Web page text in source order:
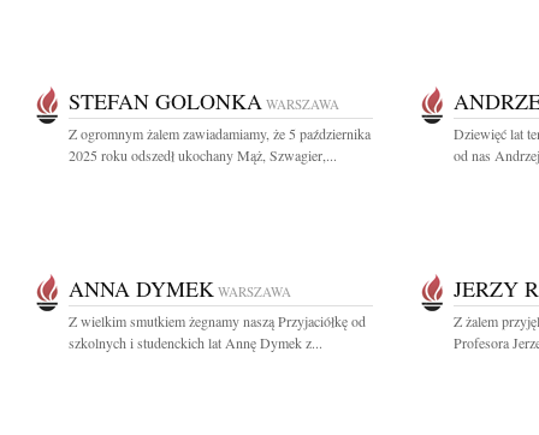
STEFAN GOLONKA WARSZAWA
Z ogromnym żalem zawiadamiamy, że 5 października
2025 roku odszedł ukochany Mąż, Szwagier,...
Dziewięć lat
od nas
ANNA DYMEK WARSZAWA
Z wielkim smutkiem żegnamy naszą Przyjaciółkę od
szkolnych i studenckich lat Annę Dymek z...
JERZY
Z żalem
Profesora